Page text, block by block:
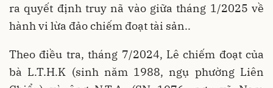
ra quyết định truy nã vào giữa tháng 1/2025 về
hành vi lừa đảo chiếm đoạt tài sản..
Theo điều tra, tháng 7/2024, Lê chiếm đoạt của
bà L.T.H.K (sinh năm 1988, ngụ phường Liên